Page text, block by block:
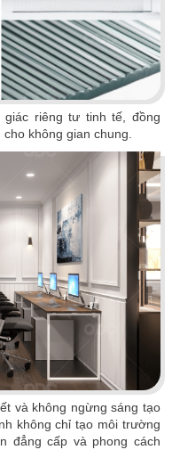
TY KIÊN THƯ
đơn giản, hiện đại,
làm nổi bật điểm
sôi nổi.
SƠN HƯNG
với thiết kế hiện
riêng tư tinh tế, đồng
không gian chung.
và không ngừng sáng tạo
không chỉ tạo môi trường
đẳng cấp và phong cách